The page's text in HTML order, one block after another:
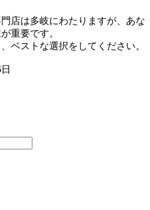
店は多岐にわたりますが、あな
重要です。
ベストな選択をしてください。